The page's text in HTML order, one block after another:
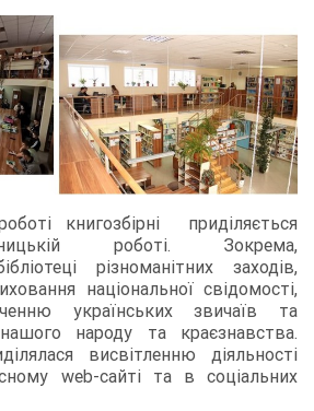
книгозбірні приділяється
роботі. Зокрема,
різноманітних заходів,
національної свідомості,
українських звичаїв та
нашого народу та краєзнавства.
висвітленню діяльності
web-сайті та в соціальних